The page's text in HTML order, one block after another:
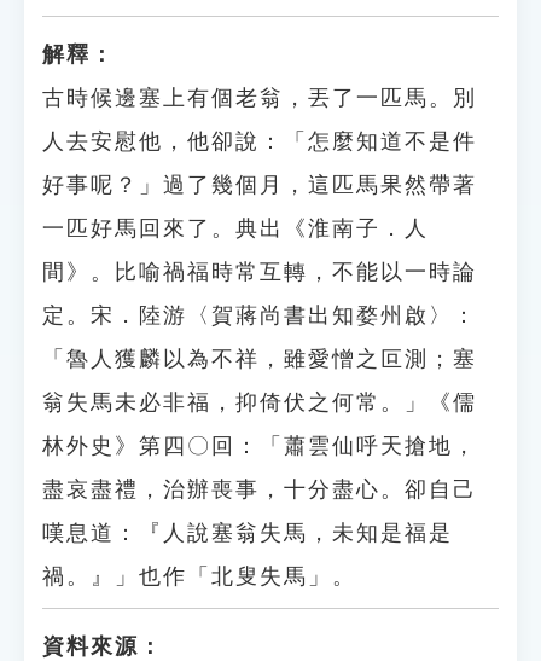
解釋：
古時候邊塞上有個老翁，丟了一匹馬。別
人去安慰他，他卻說：「怎麼知道不是件
好事呢？」過了幾個月，這匹馬果然帶著
一匹好馬回來了。典出《淮南子．人
間》。比喻禍福時常互轉，不能以一時論
定。宋．陸游〈賀蔣尚書出知婺州啟〉：
「魯人獲麟以為不祥，雖愛憎之叵測；塞
翁失馬未必非福，抑倚伏之何常。」《儒
林外史》第四〇回：「蕭雲仙呼天搶地，
盡哀盡禮，治辦喪事，十分盡心。卻自己
嘆息道：『人說塞翁失馬，未知是福是
禍。』」也作「北叟失馬」。
資料來源：